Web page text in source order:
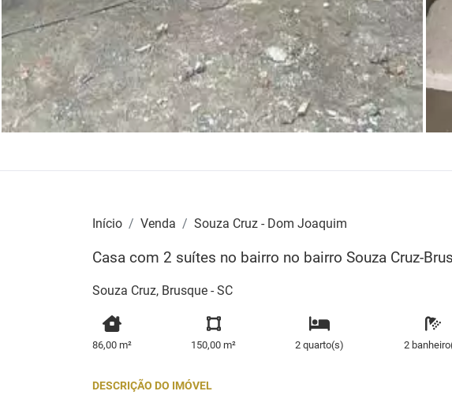
Início Venda Souza Cruz - Dom Joaquim
Casa com 2 suítes no bairro no bairro Souza Cruz-
Souza Cruz, Brusque - SC
86,00 m² 150,00 m² 2 quarto(s) 2
DESCRIÇÃO DO IMÓVEL